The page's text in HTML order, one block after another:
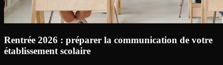
Rentrée 2026 : préparer la communication de votre
établissement scolaire